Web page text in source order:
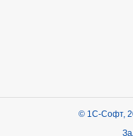
© 1С-Софт,